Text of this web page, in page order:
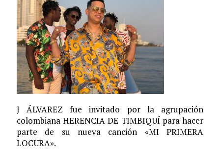
J ÁLVAREZ fue invitado por la agrupación
colombiana HERENCIA DE TIMBIQUÍ para hacer
parte de su nueva canción «MI PRIMERA
LOCURA».